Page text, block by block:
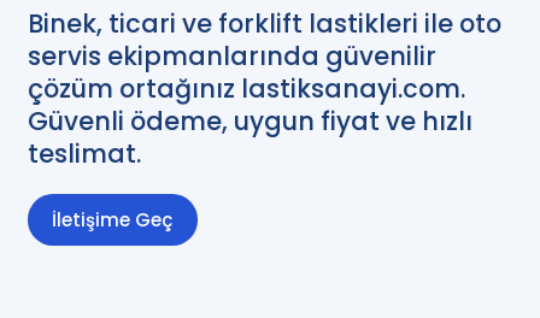
Binek, ticari ve forklift lastikleri ile oto
servis ekipmanlarında güvenilir
çözüm ortağınız lastiksanayi.com.
Güvenli ödeme, uygun fiyat ve hızlı
teslimat.
İletişime Geç